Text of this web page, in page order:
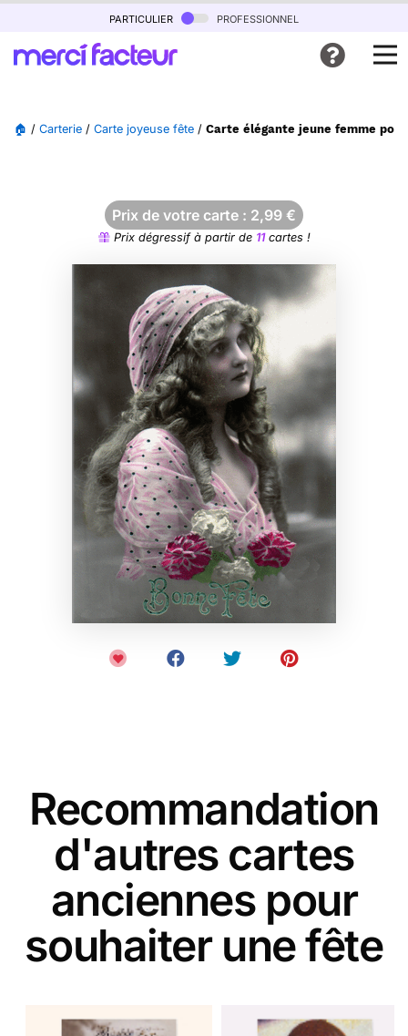
particulier professionnel
🏠 / Carterie / Carte joyeuse fête / Carte élégante jeune femme
Prix de votre carte : 2,99 €
Prix dégressif à partir de 11cartes !
Recommandation
d'autres cartes
anciennes pour
souhaiter une fête